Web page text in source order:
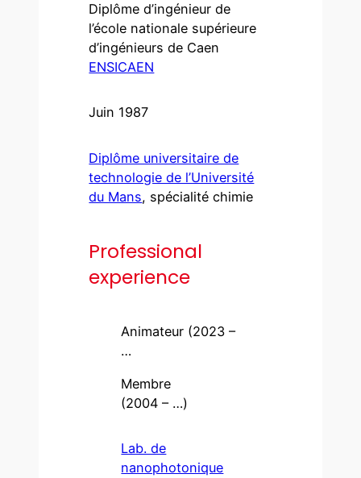
Diplôme d’ingénieur de
l’école nationale supérieure
d’ingénieurs de Caen
ENSICAEN
Juin 1987
Diplôme universitaire de
technologie de l’Université
du Mans, spécialité chimie
Professional
experience
Animateur (2023 –
…
Membre
(2004 – …)
Lab. de
nanophotonique